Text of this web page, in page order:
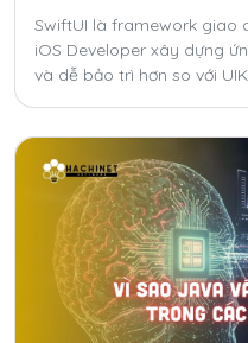
SwiftUI là framework giao
iOS Developer xây dựng
và dễ bảo trì hơn so với